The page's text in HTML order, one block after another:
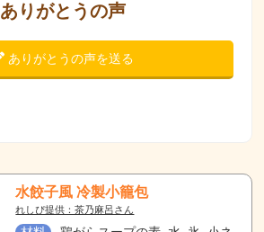
ありがとうの声
ありがとうの声を送る
水餃子風 冷製小籠包
れしぴ提供：茶乃麻呂さん